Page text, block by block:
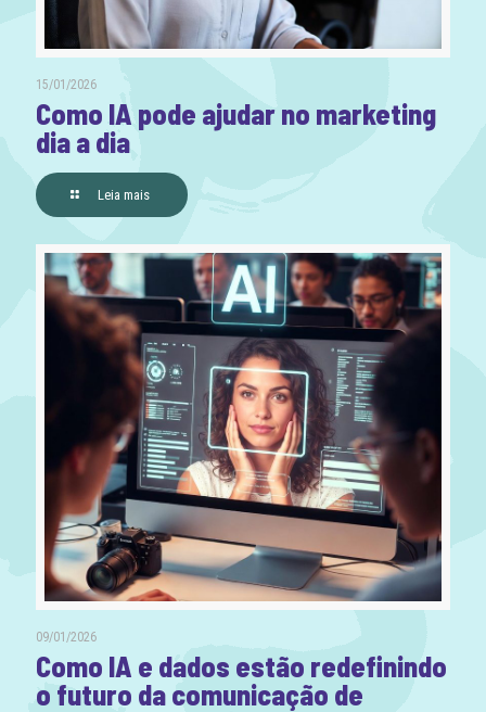
15/01/2026
Como IA pode ajudar no marketing
dia a dia
Leia mais
09/01/2026
Como IA e dados estão redefinindo
o futuro da comunicação de